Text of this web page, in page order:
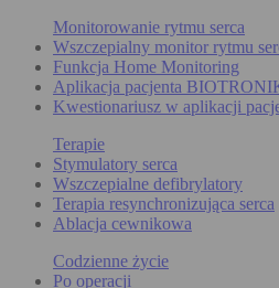
Monitorowanie rytmu serca
Wszczepialny monitor rytmu
Funkcja Home Monitoring
Aplikacja pacjenta
Kwestionariusz w aplikacji
Terapie
Stymulatory serca
Wszczepialne defibrylatory
Terapia resynchronizująca serca
Ablacja cewnikowa
Codzienne życie
Po operacji